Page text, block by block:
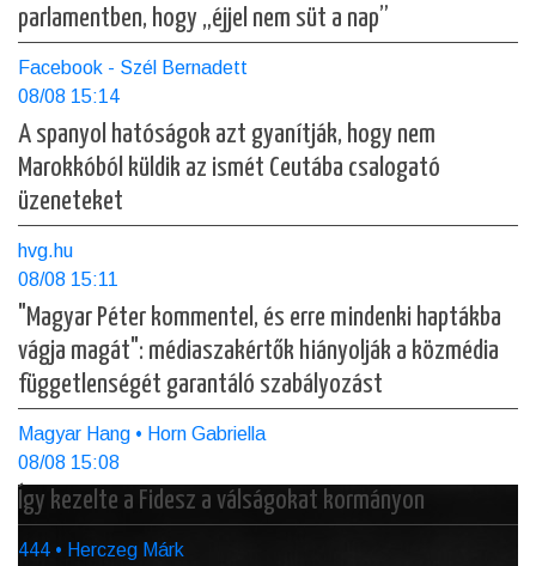
parlamentben, hogy „éjjel nem süt a nap”
Facebook - Szél Bernadett
08/08 15:14
A spanyol hatóságok azt gyanítják, hogy nem
Marokkóból küldik az ismét Ceutába csalogató
üzeneteket
hvg.hu
08/08 15:11
"Magyar Péter kommentel, és erre mindenki haptákba
vágja magát": médiaszakértők hiányolják a közmédia
függetlenségét garantáló szabályozást
Magyar Hang • Horn Gabriella
08/08 15:08
Így kezelte a Fidesz a válságokat kormányon
444 • Herczeg Márk